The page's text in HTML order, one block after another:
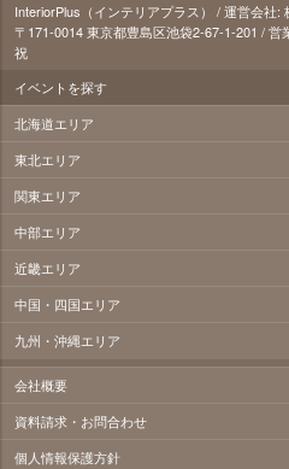
InteriorPlus（インテリアプラス） / 運営会社:
〒171‐0014 東京都豊島区池袋2-67-1-201 /
祝
イベントを探す
北海道エリア
東北エリア
関東エリア
中部エリア
近畿エリア
中国・四国エリア
九州・沖縄エリア
会社概要
資料請求・お問合わせ
個人情報保護方針